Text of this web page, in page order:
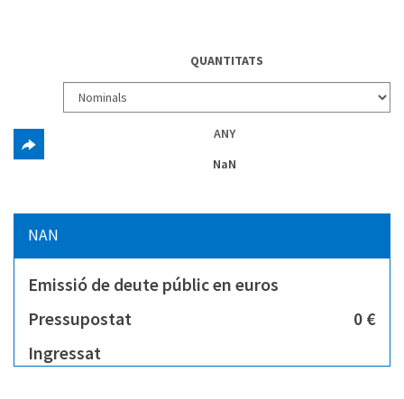
QUANTITATS
ANY
NaN
NAN
Emissió de deute públic en euros
Pressupostat
0 €
Ingressat